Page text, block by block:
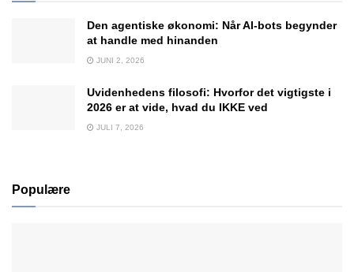
Den agentiske økonomi: Når AI-bots begynder
at handle med hinanden
JUNI 2, 2026
Uvidenhedens filosofi: Hvorfor det vigtigste i
2026 er at vide, hvad du IKKE ved
JULI 7, 2026
Populære